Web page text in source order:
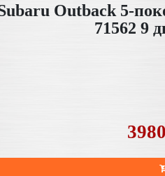
Outback 5-
71562 9